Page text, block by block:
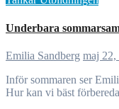
Underbara
Emilia Sandberg maj 22,
Inför sommaren ser Emilia fram emot sammanslagningen, där kollegor och barn från olika förskolor möts. Det skapas nya och återknyts gamla relationer. Planering inför sommaren påbörjas redan under våren.
Hur kan vi bäst